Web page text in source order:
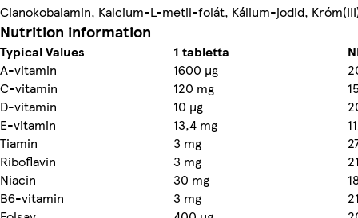
Cianokobalamin, Kalcium-L-metil-folát, Kálium-jodid,
Nutrition information
Typical Values 1 tabletta
A-vitamin
1600 µg
C-vitamin
120 mg
D-vitamin
10 µg
E-vitamin
13,4 mg
Tiamin
3 mg
Riboflavin
3 mg
Niacin
30 mg
B6-vitamin
3 mg